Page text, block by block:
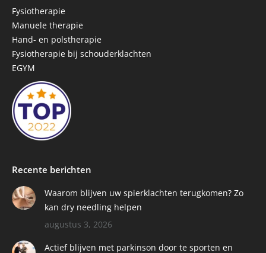
in
new
window
new
window
in
new
window
Fysiotherapie
Manuele therapie
Hand- en polstherapie
Fysiotherapie bij schouderklachten
EGYM
Recente berichten
Waarom blijven uw spierklachten terugkomen? Zo
kan dry needling helpen
augustus 3, 2026
Actief blijven met parkinson door te sporten en